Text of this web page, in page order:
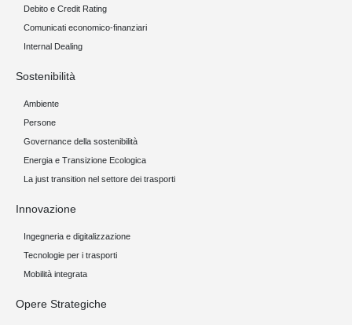
Debito e Credit Rating
Comunicati economico-finanziari
Internal Dealing
Sostenibilità
Ambiente
Persone
Governance della sostenibilità
Energia e Transizione Ecologica
La just transition nel settore dei trasporti
Innovazione
Ingegneria e digitalizzazione
Tecnologie per i trasporti
Mobilità integrata
Opere Strategiche